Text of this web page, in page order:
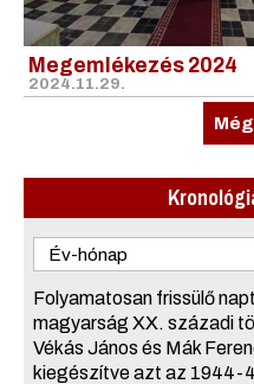
Megemlékezés 2024
2024.11.29.
Folyamatosan frissülő
magyarság XX. századi
Vékás János és Mák
kiegészítve azt az 1944-